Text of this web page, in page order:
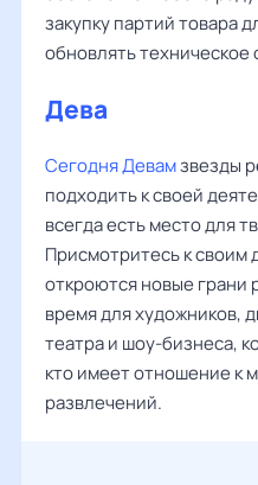
закупку партий товара
обновлять техническое
Дева
Сегодня Девамзвезды
подходить к своей
всегда есть место для
Присмотритесь к своим
откроются новые
время для художников,
театра и шоу-бизнеса,
кто имеет отношение к
развлечений.